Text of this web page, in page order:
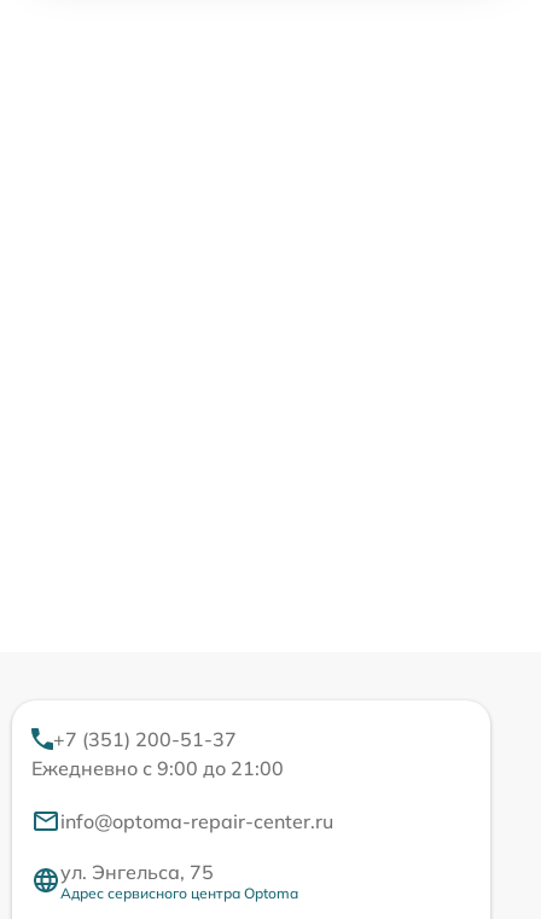
+7 (351) 200-51-37
Ежедневно с 9:00 до 21:00
info@optoma-repair-center.ru
ул. Энгельса, 75
Адрес сервисного центра Optoma